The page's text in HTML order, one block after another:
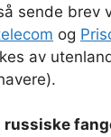
sende brev
og
av
russiske